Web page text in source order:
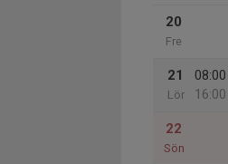
20
Fre
21
Lör
08:00
16:00
22
Sön